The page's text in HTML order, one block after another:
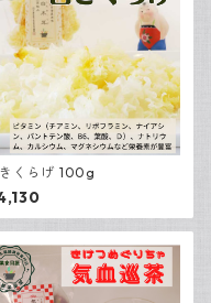
くらげ 100g